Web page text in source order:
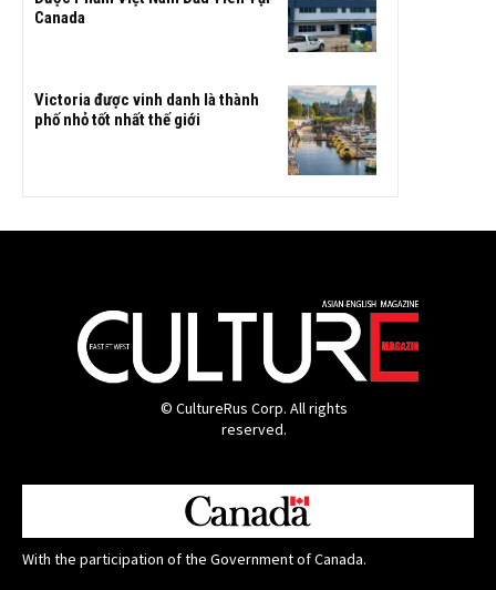
Canada
Victoria được vinh danh là thành
phố nhỏ tốt nhất thế giới
© CultureRus Corp. All rights
reserved.
With the participation of the Government of Canada.